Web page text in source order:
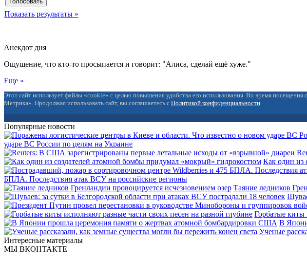
Показать результаты »
Анекдот дня
Ощущение, что кто-то просыпается и говорит: "Алиса, сделай ещё хуже."
Еще »
Этот сайт использует файлы «cookie» с целью повышения удобства его использования. Во время
Метрика». Продолжая использовать сайт, вы соглашаетесь с Политикой конфиденциальности.
Популярные новости
ударе ВС России по целям на Украине
Как один из
БПЛА. Последствия атак ВСУ на российские регионы
Таяние ледников
Горбатые киты
В
Ученые
Интересные материалы
МЫ ВКОНТАКТЕ